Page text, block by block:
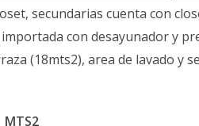
secundarias cuenta con
con desayunador y
(18mts2), area de lavado y
MTS2